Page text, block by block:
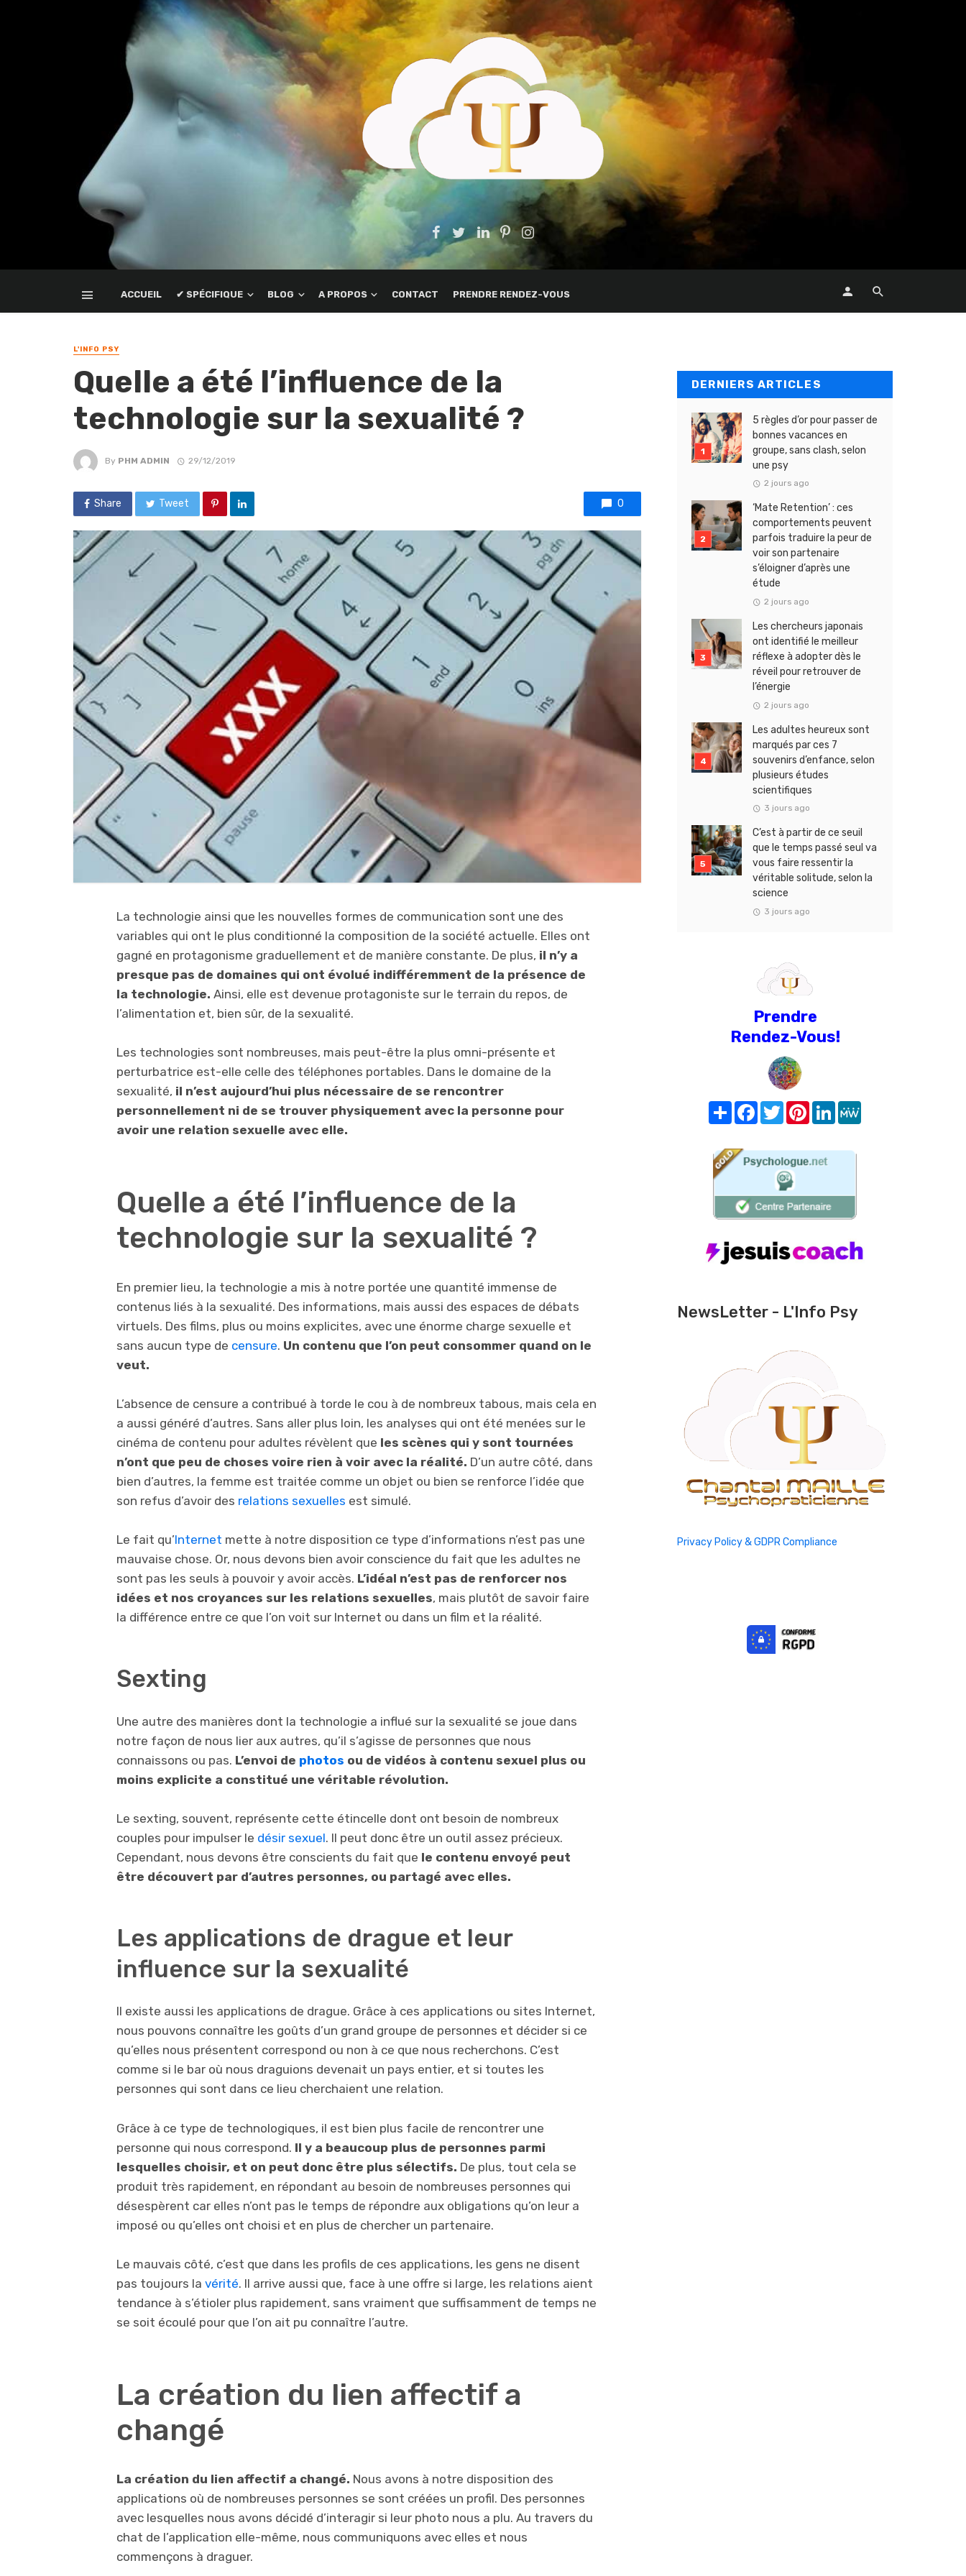
ACCUEIL ✔ SPÉCIFIQUE BLOG A PROPOS CONTACT PRENDRE RENDEZ-VOUS
L'INFO PSY
Quelle a été l’influence de la
technologie sur la sexualité ?
By PHM ADMIN 29/12/2019
Share Tweet 0
La technologie ainsi que les nouvelles formes de communication sont une des
variables qui ont le plus conditionné la composition de la société actuelle. Elles ont
gagné en protagonisme graduellement et de manière constante. De plus, il n’y a
presque pas de domaines qui ont évolué indifféremment de la présence de
la technologie. Ainsi, elle est devenue protagoniste sur le terrain du repos, de
l’alimentation et, bien sûr, de la sexualité.
Les technologies sont nombreuses, mais peut-être la plus omni-présente et
perturbatrice est-elle celle des téléphones portables. Dans le domaine de la
sexualité, il n’est aujourd’hui plus nécessaire de se rencontrer
personnellement ni de se trouver physiquement avec la personne pour
avoir une relation sexuelle avec elle.
Quelle a été l’influence de la
technologie sur la sexualité ?
En premier lieu, la technologie a mis à notre portée une quantité immense de
contenus liés à la sexualité. Des informations, mais aussi des espaces de débats
virtuels. Des films, plus ou moins explicites, avec une énorme charge sexuelle et
sans aucun type de censure. Un contenu que l’on peut consommer quand on le
veut.
L’absence de censure a contribué à torde le cou à de nombreux tabous, mais cela en
a aussi généré d’autres. Sans aller plus loin, les analyses qui ont été menées sur le
cinéma de contenu pour adultes révèlent que les scènes qui y sont tournées
n’ont que peu de choses voire rien à voir avec la réalité. D’un autre côté, dans
bien d’autres, la femme est traitée comme un objet ou bien se renforce l’idée que
son refus d’avoir des relations sexuelles est simulé.
Le fait qu’Internet mette à notre disposition ce type d’informations n’est pas une
mauvaise chose. Or, nous devons bien avoir conscience du fait que les adultes ne
sont pas les seuls à pouvoir y avoir accès. L’idéal n’est pas de renforcer nos
idées et nos croyances sur les relations sexuelles, mais plutôt de savoir faire
la différence entre ce que l’on voit sur Internet ou dans un film et la réalité.
Sexting
Une autre des manières dont la technologie a influé sur la sexualité se joue dans
notre façon de nous lier aux autres, qu’il s’agisse de personnes que nous
connaissons ou pas. L’envoi de photos ou de vidéos à contenu sexuel plus ou
moins explicite a constitué une véritable révolution.
Le sexting, souvent, représente cette étincelle dont ont besoin de nombreux
couples pour impulser le désir sexuel. Il peut donc être un outil assez précieux.
Cependant, nous devons être conscients du fait que le contenu envoyé peut
être découvert par d’autres personnes, ou partagé avec elles.
Les applications de drague et leur
influence sur la sexualité
Il existe aussi les applications de drague. Grâce à ces applications ou sites Internet,
nous pouvons connaître les goûts d’un grand groupe de personnes et décider si ce
qu’elles nous présentent correspond ou non à ce que nous recherchons. C’est
comme si le bar où nous draguions devenait un pays entier, et si toutes les
personnes qui sont dans ce lieu cherchaient une relation.
Grâce à ce type de technologiques, il est bien plus facile de rencontrer une
personne qui nous correspond. Il y a beaucoup plus de personnes parmi
lesquelles choisir, et on peut donc être plus sélectifs. De plus, tout cela se
produit très rapidement, en répondant au besoin de nombreuses personnes qui
désespèrent car elles n’ont pas le temps de répondre aux obligations qu’on leur a
imposé ou qu’elles ont choisi et en plus de chercher un partenaire.
Le mauvais côté, c’est que dans les profils de ces applications, les gens ne disent
pas toujours la vérité. Il arrive aussi que, face à une offre si large, les relations aient
tendance à s’étioler plus rapidement, sans vraiment que suffisamment de temps ne
se soit écoulé pour que l’on ait pu connaître l’autre.
La création du lien affectif a
changé
La création du lien affectif a changé. Nous avons à notre disposition des
applications où de nombreuses personnes se sont créées un profil. Des personnes
avec lesquelles nous avons décidé d’interagir si leur photo nous a plu. Au travers du
chat de l’application elle-même, nous communiquons avec elles et nous
commençons à draguer.
DERNIERS ARTICLES
5 règles d’or pour passer de
bonnes vacances en
groupe, sans clash, selon
une psy
2 jours ago
‘Mate Retention’ : ces
comportements peuvent
parfois traduire la peur de
voir son partenaire
s’éloigner d’après une
étude
2 jours ago
Les chercheurs japonais
ont identifié le meilleur
réflexe à adopter dès le
réveil pour retrouver de
l’énergie
2 jours ago
Les adultes heureux sont
marqués par ces 7
souvenirs d’enfance, selon
plusieurs études
scientifiques
3 jours ago
C’est à partir de ce seuil
que le temps passé seul va
vous faire ressentir la
véritable solitude, selon la
science
3 jours ago
Prendre
Rendez-Vous!
Share FacebookTwitterPinterest
LinkedIn
NewsLetter - L'Info Psy
Privacy Policy & GDPR Compliance